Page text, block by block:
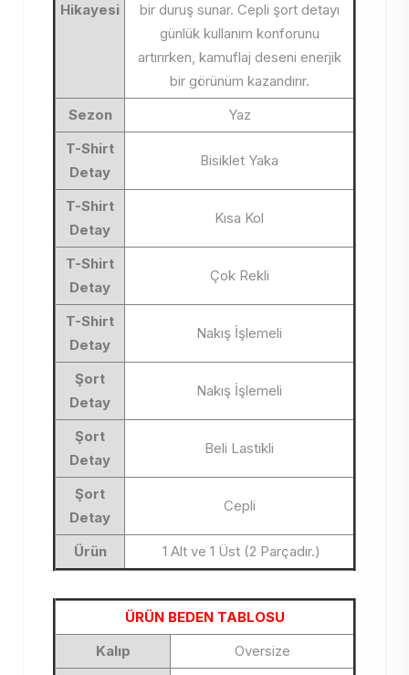
Hikayesi
bir duruş sunar. Cepli şort detayı
günlük kullanım konforunu
artırırken, kamuflaj deseni enerjik
bir görünüm kazandırır.
Sezon
Yaz
T-Shirt
Detay
Bisiklet Yaka
T-Shirt
Detay
Kısa Kol
T-Shirt
Detay
Çok Rekli
T-Shirt
Detay
Nakış İşlemeli
Şort
Detay
Nakış İşlemeli
Şort
Detay
Beli Lastikli
Şort
Detay
Cepli
Ürün 1 Alt ve 1 Üst (2 Parçadır.)
ÜRÜN BEDEN TABLOSU
Kalıp
Oversize